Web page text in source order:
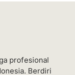
profesional
Berdiri